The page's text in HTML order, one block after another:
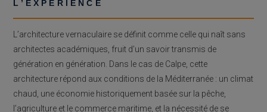
L’EXPÉRIENCE
L’architecture vernaculaire se définit comme celle qui naît sans
architectes académiques, fruit d’un savoir transmis de
génération en génération. Dans le cas de Calpe, cette
architecture répond aux conditions de la Méditerranée : un climat
chaud, une économie historiquement basée sur la pêche,
l’agriculture et le commerce maritime, et la nécessité de se